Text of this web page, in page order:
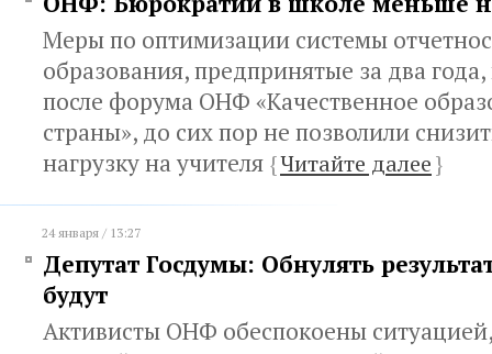
Меры по оптимизации системы
образования, предпринятые за два
после форума ОНФ «Качественное
страны», до сих пор не позволили
нагрузку на учителя {Читайте далее}
24 января / 13:27
Депутат Госдумы: Обнулять
будут
Активисты ОНФ обеспокоены